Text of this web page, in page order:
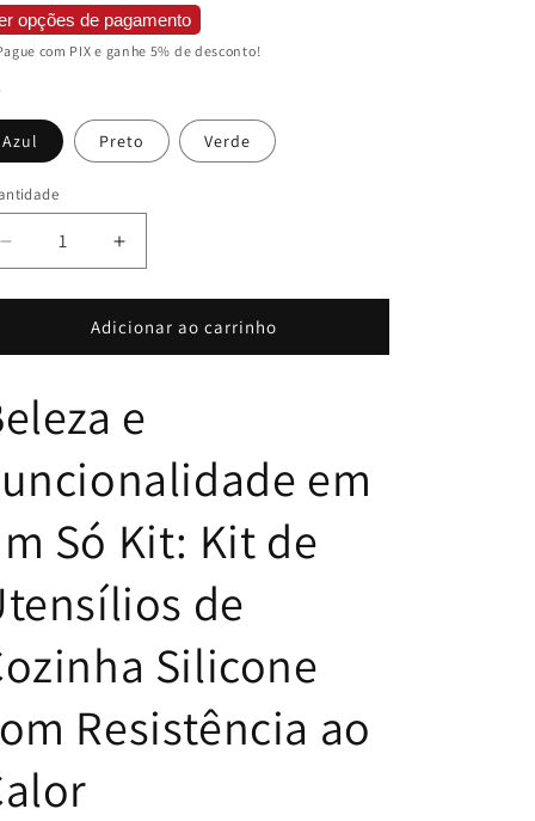
opções de pagamento
com PIX e ganhe 5% de desconto!
Azul Preto Verde
Diminuir
a
quantidade
Kit
Utensílios
de
em
Silicone
Resistência
Calor
Aumentar
a
quantidade
de
Kit
de
em
Silicone
com
Resistência
Calor
Adicionar ao carrinho
e
em
Só Kit: Kit de
de
Silicone
Resistência ao